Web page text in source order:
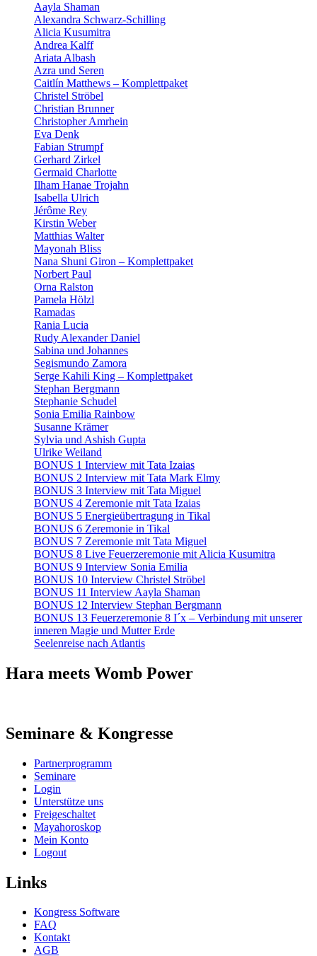
Aayla Shaman
Alexandra Schwarz-Schilling
Alicia Kusumitra
Andrea Kalff
Ariata Albash
Azra und Seren
Caitlín Matthews – Komplettpaket
Christel Ströbel
Christian Brunner
Christopher Amrhein
Eva Denk
Fabian Strumpf
Gerhard Zirkel
Germaid Charlotte
Ilham Hanae Trojahn
Isabella Ulrich
Jérôme Rey
Kirstin Weber
Matthias Walter
Mayonah Bliss
Nana Shuni Giron – Komplettpaket
Norbert Paul
Orna Ralston
Pamela Hölzl
Ramadas
Rania Lucia
Rudy Alexander Daniel
Sabina und Johannes
Segismundo Zamora
Serge Kahili King – Komplettpaket
Stephan Bergmann
Stephanie Schudel
Sonia Emilia Rainbow
Susanne Krämer
Sylvia und Ashish Gupta
Ulrike Weiland
BONUS 1 Interview mit Tata Izaias
BONUS 2 Interview mit Tata Mark Elmy
BONUS 3 Interview mit Tata Miguel
BONUS 4 Zeremonie mit Tata Izaias
BONUS 5 Energieübertragung in Tikal
BONUS 6 Zeremonie in Tikal
BONUS 7 Zeremonie mit Tata Miguel
BONUS 8 Live Feuerzeremonie mit Alicia Kusumitra
BONUS 9 Interview Sonia Emilia
BONUS 10 Interview Christel Ströbel
BONUS 11 Interview Aayla Shaman
BONUS 12 Interview Stephan Bergmann
BONUS 13 Feuerzeremonie 8 I´x – Verbindung mit unserer
inneren Magie und Mutter Erde
Seelenreise nach Atlantis
Hara meets Womb Power
Seminare & Kongresse
Partnerprogramm
Seminare
Login
Unterstütze uns
Freigeschaltet
Mayahoroskop
Mein Konto
Logout
Links
Kongress Software
FAQ
Kontakt
AGB